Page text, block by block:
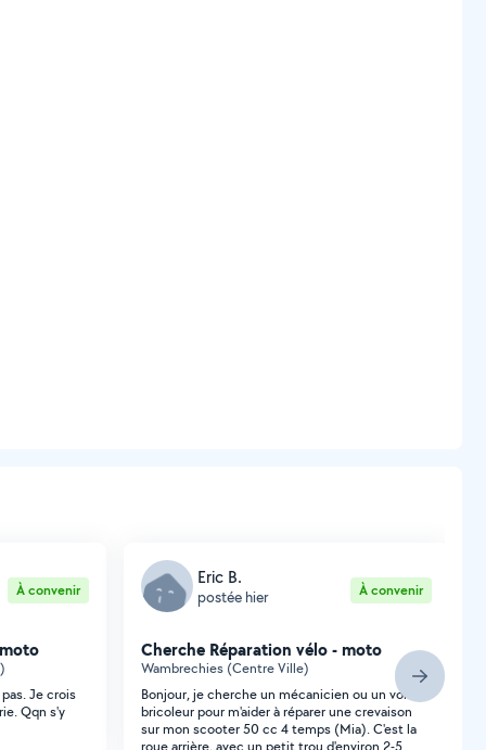
À convenir
Je crois
Qqn s'y
Eric B.
postée hier À convenir
Cherche Réparation vélo - moto
Wambrechies (Centre Ville)
Bonjour, je cherche un mécanicien ou un voisin
bricoleur pour m'aider à réparer une crevaison
sur mon scooter 50 cc 4 temps (Mia). C'est la
roue arrière, avec un petit trou d'environ 2-5